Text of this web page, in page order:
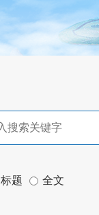
标题 全文